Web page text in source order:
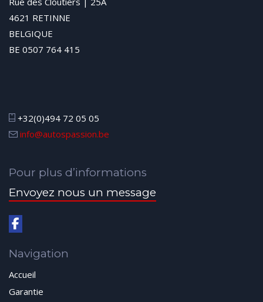
4621 RETINNE
BELGIQUE
BE 0507 764 415
+32(0)494 72 05 05
info@autospassion.be
Pour plus d’informations
Envoyez nous un message
Navigation
Accueil
Garantie